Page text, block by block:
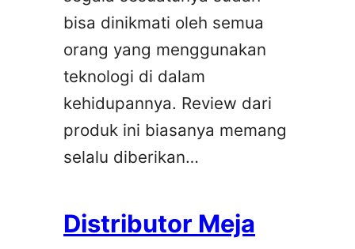
bisa dinikmati oleh semua
orang yang menggunakan
teknologi di dalam
kehidupannya. Review dari
produk ini biasanya memang
selalu diberikan…
Distributor Meja